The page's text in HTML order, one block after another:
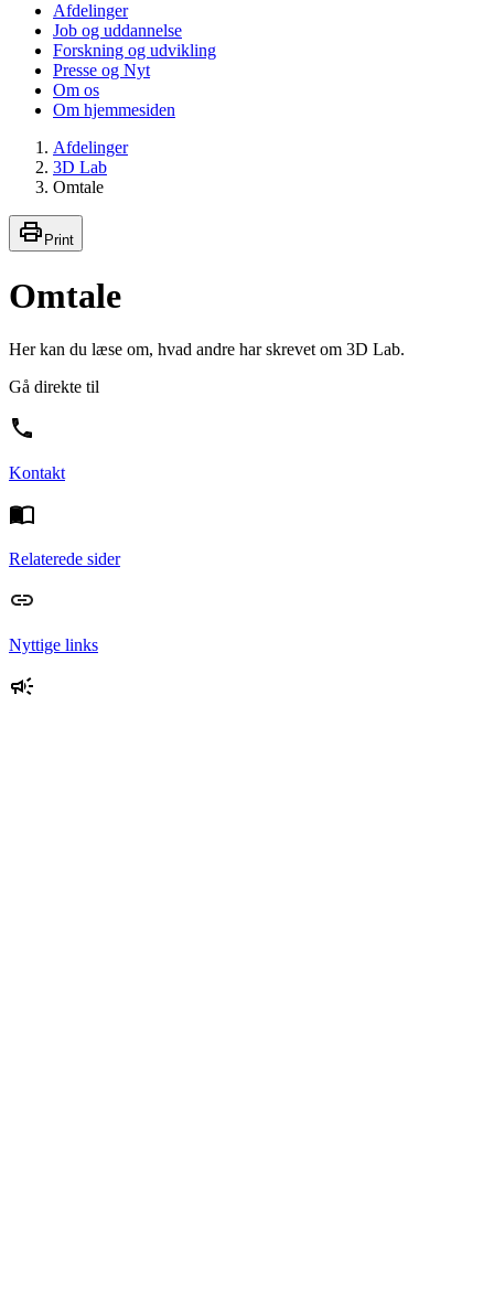
Afdelinger
Job og uddannelse
Forskning og udvikling
Presse og Nyt
Om os
Om hjemmesiden
Afdelinger
3D Lab
Omtale
Print
Omtale
Her kan du læse om, hvad andre har skrevet om 3D Lab.
Gå direkte til
Kontakt
Relaterede sider
Nyttige links